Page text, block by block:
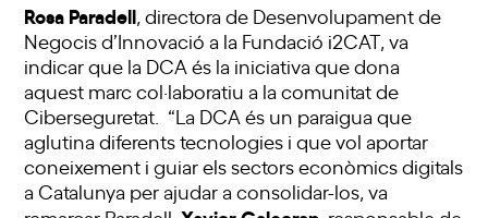
Rosa Paradell , directora de Desenvolupament de
Negocis d’Innovació a la Fundació i2CAT, va
indicar que la DCA és la iniciativa que dona
aquest marc col·laboratiu a la comunitat de
Ciberseguretat. “La DCA és un paraigua que
aglutina diferents tecnologies i que vol aportar
coneixement i guiar els sectors econòmics digitals
a Catalunya per ajudar a consolidar-los, va